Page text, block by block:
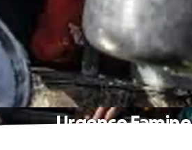
Urgence Famine